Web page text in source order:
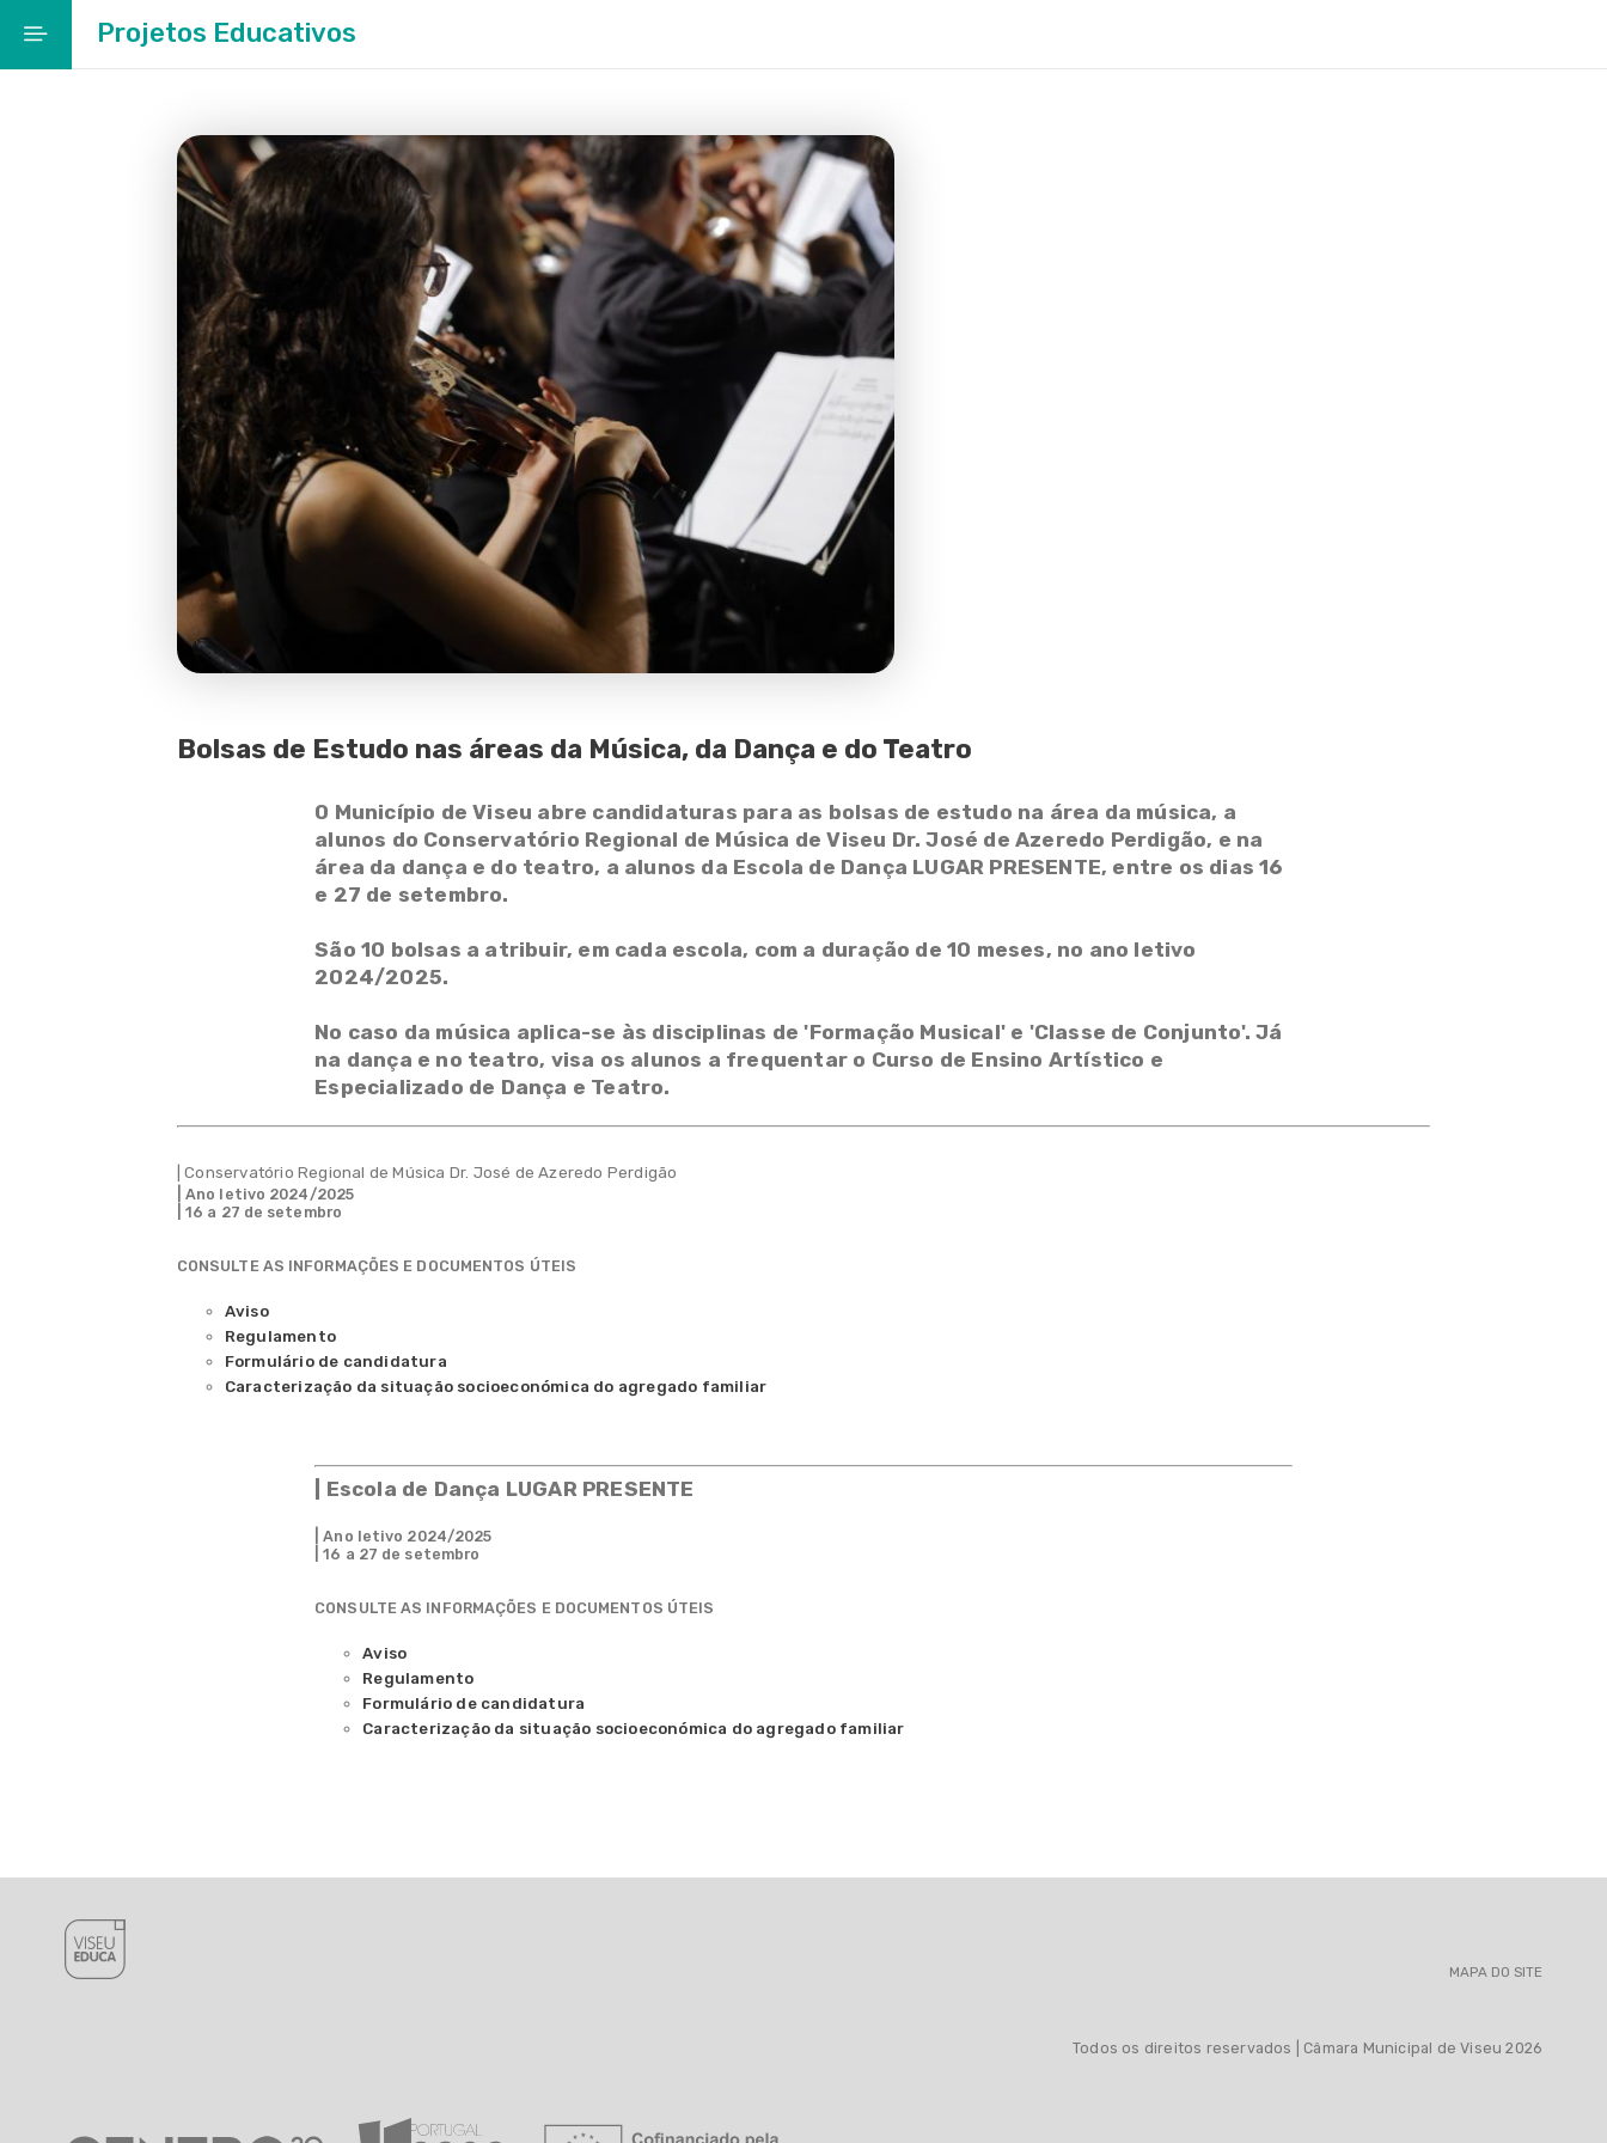
Cidade Educadora
Ação Social Escolar
EMENTAS ESCOLARES
Projetos Educativos
Projetos Educativos
Bolsas de Estudo nas áreas da Música, da Dança e do Teatro
O Município de Viseu abre candidaturas para as bolsas de estudo na área da música, a
alunos do Conservatório Regional de Música de Viseu Dr. José de Azeredo Perdigão, e na
área da dança e do teatro, a alunos da Escola de Dança LUGAR PRESENTE, entre os dias 16
e 27 de setembro.
São 10 bolsas a atribuir, em cada escola, com a duração de 10 meses, no ano letivo
2024/2025.
No caso da música aplica-se às disciplinas de 'Formação Musical' e 'Classe de Conjunto'. Já
na dança e no teatro, visa os alunos a frequentar o Curso de Ensino Artístico e
Especializado de Dança e Teatro.
| Conservatório Regional de Música Dr. José de Azeredo Perdigão
| Ano letivo 2024/2025
| 16 a 27 de setembro
CONSULTE AS INFORMAÇÕES E DOCUMENTOS ÚTEIS
Aviso
Regulamento
Formulário de candidatura
Caracterização da situação socioeconómica do agregado familiar
| Escola de Dança LUGAR PRESENTE
| Ano letivo 2024/2025
| 16 a 27 de setembro
CONSULTE AS INFORMAÇÕES E DOCUMENTOS ÚTEIS
Aviso
Regulamento
Formulário de candidatura
Caracterização da situação socioeconómica do agregado familiar
MAPA DO SITE
Todos os direitos reservados | Câmara Municipal de Viseu 2026